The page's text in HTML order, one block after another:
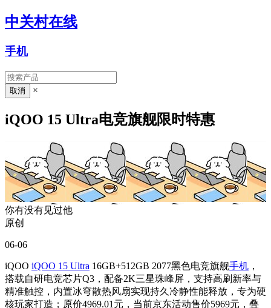
中关村在线
手机
×
iQOO 15 Ultra电竞旗舰限时特惠
你有没有见过他
原创
06-06
iQOO iQOO 15 Ultra 16GB+512GB 2077黑色电竞旗舰手机 ，
搭载自研电竞芯片Q3，配备2K三星珠峰屏，支持高刷新率与
精准触控，内置冰穹散热风扇实现持久冷静性能释放，专为硬
核玩家打造；原价4969.01元，当前京东活动售价5969元，叠